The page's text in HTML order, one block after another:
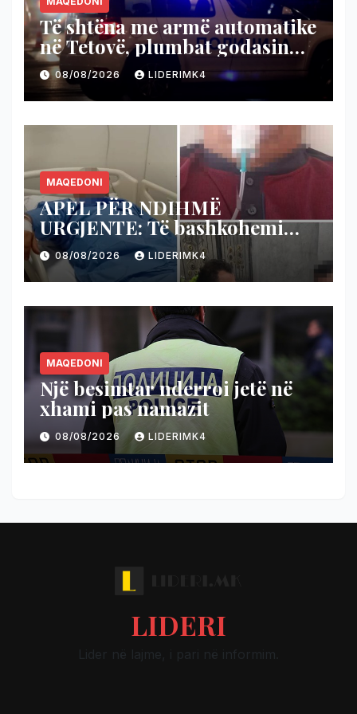
Të shtëna me armë automatike
në Tetovë, plumbat godasin
shtëpinë dhe veturën e një 48-
vjeçari
08/08/2026 LIDERIMK4
MAQEDONI
APEL PËR NDIHMË
URGJENTE: Të bashkohemi
për shpëtimin e veteranit
kumanovar të dy luftërave
08/08/2026 LIDERIMK4
MAQEDONI
Një besimtar nderroi jetë në
xhami pas namazit
08/08/2026 LIDERIMK4
LIDERI
Lider në lajme, i pari në informim.